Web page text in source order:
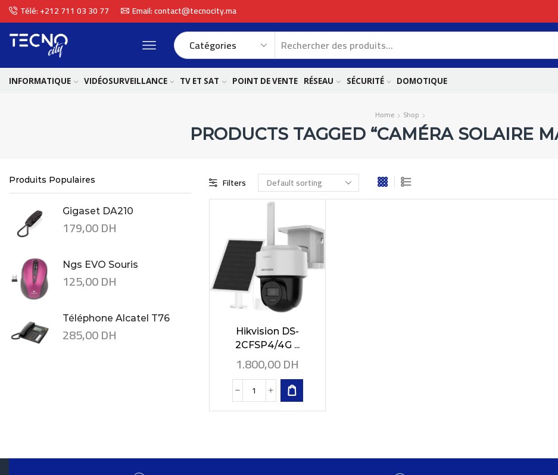
Télé: +212 711 03 30 77 Email: contact@tecnocity.ma
INFORMATIQUE VIDÉOSURVEILLANCE TV ET SAT POINT DE VENTE RÉSEAU SÉCURITÉ DOMOTIQUE
Home Shop
PRODUCTS TAGGED “CAMÉRA SOLAIRE
Filters
Hikvision DS-
2CFSP4/4G ...
1.800,00DH
Produits Populaires
Gigaset DA210
179,00DH
Ngs EVO Souris
125,00DH
Téléphone Alcatel T76
285,00DH